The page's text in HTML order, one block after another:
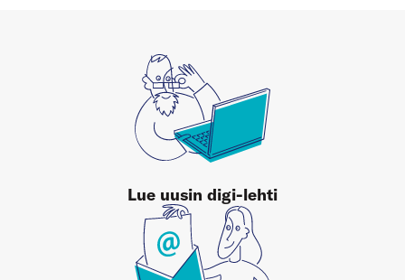
Lue uusin digi-lehti